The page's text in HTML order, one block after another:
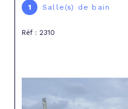
1 Salle(s) de bain
Réf : 2310